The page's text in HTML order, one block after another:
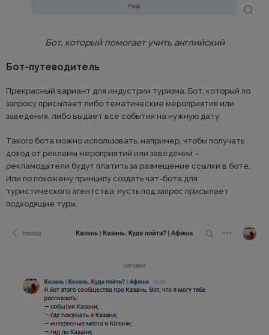
Бот, который помогает учить английский
Бот-путеводитель
Прекрасный вариант для индустрии туризма. Бот, который по
запросу присылает либо тематические мероприятия или
заведения, либо выдает все события на нужную дату.
Такого бота можно использовать, например, чтобы получать
доход от рекламы мероприятий или заведений –
рекламодатели будут платить за размещение ссылки в боте.
Или по похожему принципу создать чат-бота для
туристического агентства: пусть под запрос присылает
подходящие туры.